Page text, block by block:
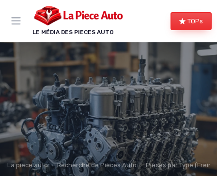
LE MÉDIA DES PIECES AUTO
TOPs
La piece auto Recherche de Pièces Auto Pièces par Type
Panneau de gestion des cookies